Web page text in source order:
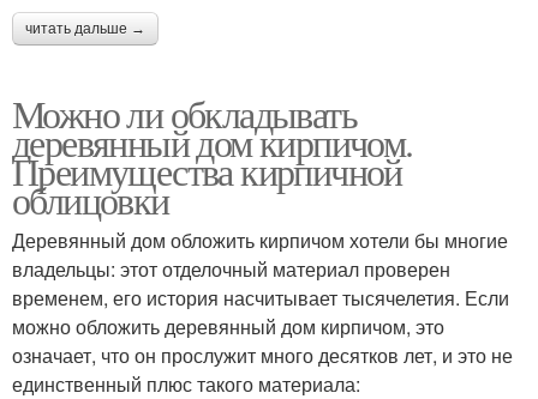
читать дальше →
Можно ли обкладывать
деревянный дом кирпичом.
Преимущества кирпичной
облицовки
Деревянный дом обложить кирпичом хотели бы многие
владельцы: этот отделочный материал проверен
временем, его история насчитывает тысячелетия. Если
можно обложить деревянный дом кирпичом, это
означает, что он прослужит много десятков лет, и это не
единственный плюс такого материала: